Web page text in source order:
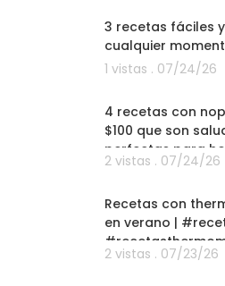
3 recetas fáciles
cualquier
1 vistas . 07/24/26
4 recetas con
$100 que son
perfectas para
2 vistas . 07/24/26
Recetas con
en verano |
2 vistas . 07/23/26